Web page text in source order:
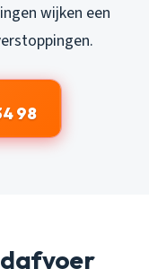
wijken een
98